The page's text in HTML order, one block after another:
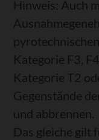
Hinweis: Auch
Kategorie F3,
Kategorie T2
Gegenstände
und abbrennen.
Das gleiche gilt